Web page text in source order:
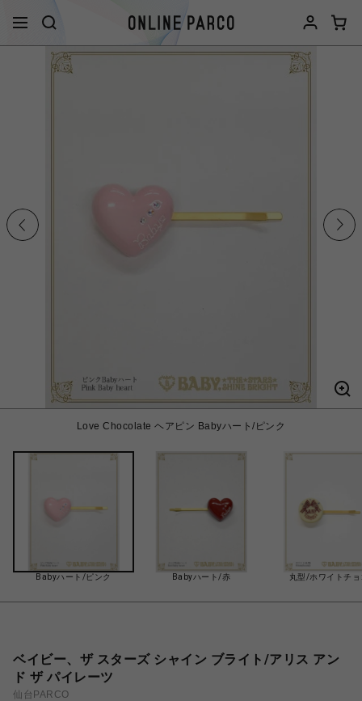
Love Chocolate ヘアピン Babyハート/ピンク
Babyハート/ピンク Babyハート/赤 丸型/ホワイトチョ
ベイビー、ザ スターズ シャイン ブライト/アリス アン
ド ザ パイレーツ
仙台PARCO